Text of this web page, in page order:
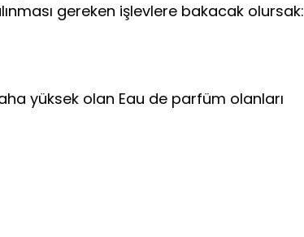
gereken işlevlere bakacak olursak:
yüksek olan Eau de parfüm olanları